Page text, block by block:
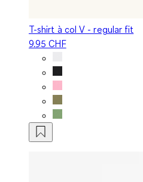
T-shirt à col V - regular fit
9.95 CHF